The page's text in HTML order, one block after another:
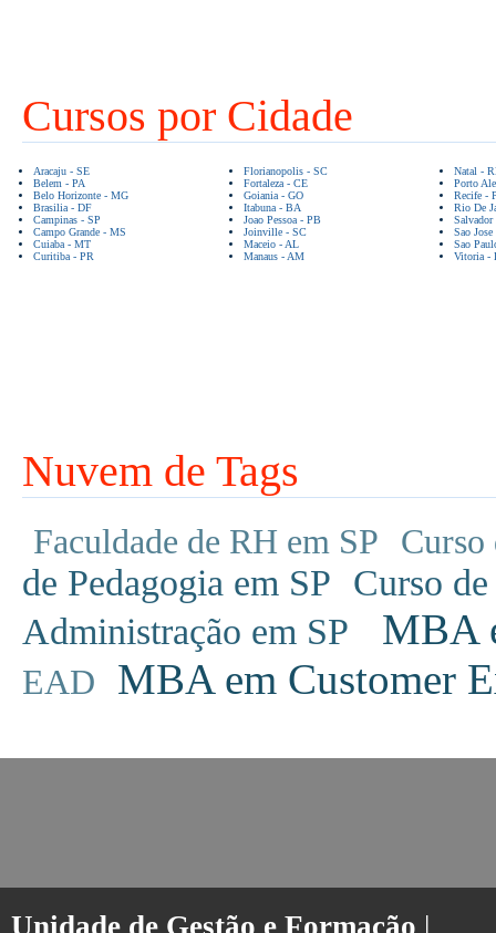
Cursos por Cidade
Aracaju - SE
Belem - PA
Belo Horizonte - MG
Brasilia - DF
Campinas - SP
Campo Grande - MS
Cuiaba - MT
Curitiba - PR
Florianopolis - SC
Fortaleza - CE
Goiania - GO
Itabuna - BA
Joao Pessoa - PB
Joinville - SC
Maceio - AL
Manaus - AM
Natal -
Porto
Recife -
Rio De
Sao
Sao
Vitoria -
Nuvem de Tags
Faculdade de RH em SP Curso
de Pedagogia em SP Curso
Administração em SP
MBA
EAD MBA em Customer